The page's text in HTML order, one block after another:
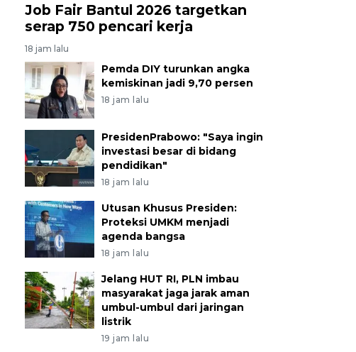
Job Fair Bantul 2026 targetkan
serap 750 pencari kerja
18 jam lalu
Pemda DIY turunkan angka
kemiskinan jadi 9,70 persen
18 jam lalu
PresidenPrabowo: "Saya ingin
investasi besar di bidang
pendidikan"
18 jam lalu
Utusan Khusus Presiden:
Proteksi UMKM menjadi
agenda bangsa
18 jam lalu
Jelang HUT RI, PLN imbau
masyarakat jaga jarak aman
umbul-umbul dari jaringan
listrik
19 jam lalu